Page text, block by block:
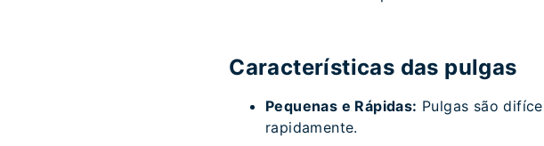
Características das pulgas
Pequenas e Rápidas: Pulgas são
rapidamente.